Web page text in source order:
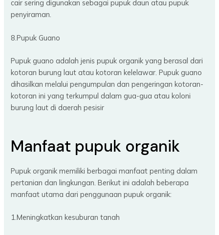
cair sering digunakan sebagai pupuk daun atau pupuk
penyiraman.
8.Pupuk Guano
Pupuk guano adalah jenis pupuk organik yang berasal dari
kotoran burung laut atau kotoran kelelawar. Pupuk guano
dihasilkan melalui pengumpulan dan pengeringan kotoran-
kotoran ini yang terkumpul dalam gua-gua atau koloni
burung laut di daerah pesisir
Manfaat pupuk organik
Pupuk organik memiliki berbagai manfaat penting dalam
pertanian dan lingkungan. Berikut ini adalah beberapa
manfaat utama dari penggunaan pupuk organik:
1.Meningkatkan kesuburan tanah